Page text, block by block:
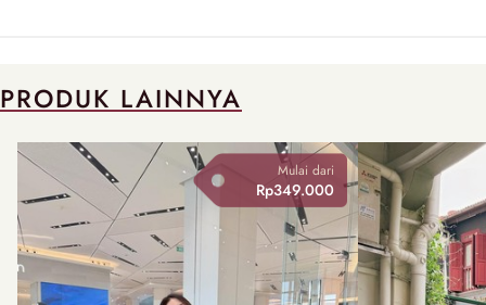
PRODUK LAINNYA
Mulai dari
Rp349.000